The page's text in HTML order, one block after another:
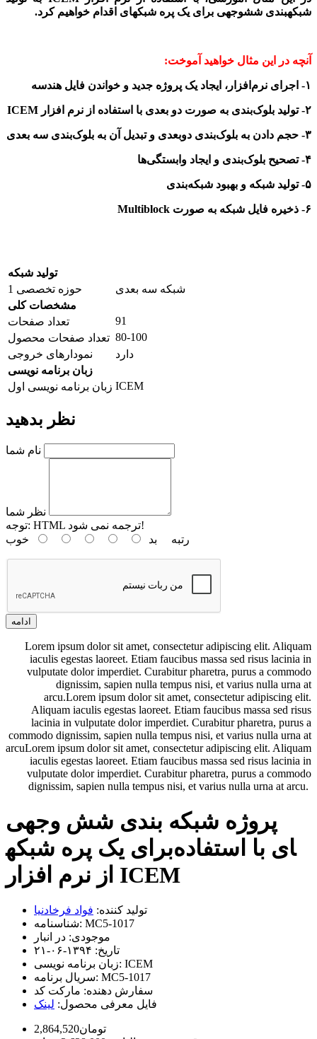
شبکه‎بندی شش‎وجهی برای یک پره شبکه‎ای اقدام خواهیم
کرد.
آنچه در این مثال خواهید آموخت:
۱- اجرای نرم‌افزار، ایجاد یک پروژه جدید و خواندن فایل هندسه
۲- تولید بلوک‌بندی به صورت دو بعدی با استفاده از نرم افزار ICEM
۳- حجم دادن به بلوک‌بندی دوبعدی و تبدیل آن به بلوک‌بندی سه بعدی
۴- تصحیح بلوک‌بندی و ایجاد وابستگی‌ها
۵- تولید شبکه و بهبود شبکه‌بندی
۶- ذخیره فایل شبکه به صورت Multiblock
تولید شبکه
حوزه تخصصی 1
شبکه سه بعدی
مشخصات کلی
تعداد صفحات
91
تعداد صفحات محصول 80-100
نمودارهای خروجی
دارد
زبان برنامه نویسی
زبان برنامه نویسی اول ICEM
نظر بدهید
نام شما
نظر شما
توجه:
HTML ترجمه نمی شود!
رتبه بد خوب
ادامه
Lorem ipsum dolor sit amet, consectetur adipiscing elit. Aliquam
iaculis egestas laoreet. Etiam faucibus massa sed risus lacinia in
vulputate dolor imperdiet. Curabitur pharetra, purus a commodo
dignissim, sapien nulla tempus nisi, et varius nulla urna at
arcu.Lorem ipsum dolor sit amet, consectetur adipiscing elit.
Aliquam iaculis egestas laoreet. Etiam faucibus massa sed risus
lacinia in vulputate dolor imperdiet. Curabitur pharetra, purus a
commodo dignissim, sapien nulla tempus nisi, et varius nulla urna at
arcuLorem ipsum dolor sit amet, consectetur adipiscing elit. Aliquam
iaculis egestas laoreet. Etiam faucibus massa sed risus lacinia in
vulputate dolor imperdiet. Curabitur pharetra, purus a commodo
dignissim, sapien nulla tempus nisi, et varius nulla urna at arcu.
پروژه شبکه بندی شش وجهی
برای یک پره شبکه‎ای با استفاده
از نرم افزار ICEM
تولید کننده: فواد فرخادنیا
شناسنامه: MC5-1017
موجودی: در انبار
تاریخ: ۱۳۹۴-۰۶-۲۱
زبان برنامه نویسی: ICEM
سریال برنامه: MC5-1017
سفارش دهنده: مارکت کد
فایل معرفی محصول: لینک
2,864,520تومان